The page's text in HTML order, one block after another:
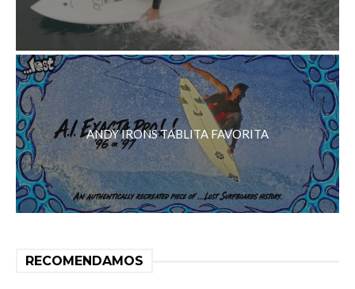
ANDY IRONS TABLITA FAVORITA
RECOMENDAMOS